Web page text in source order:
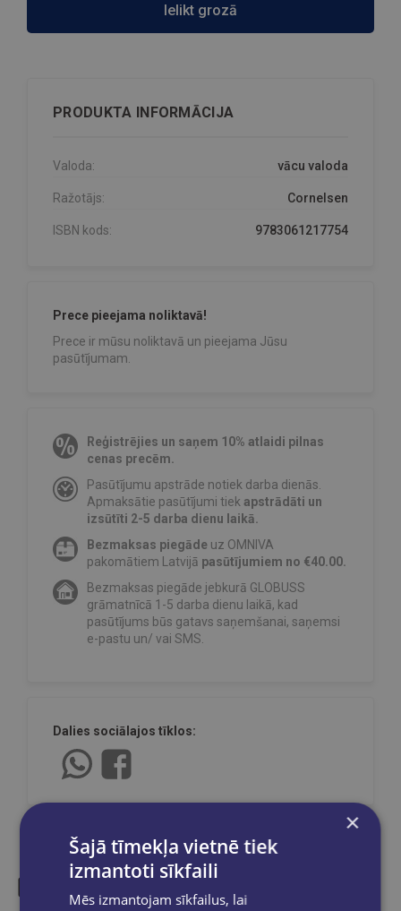
Ielikt grozā
PRODUKTA INFORMĀCIJA
Valoda: vācu valoda
Ražotājs: Cornelsen
ISBN kods: 9783061217754
Prece pieejama noliktavā!
Prece ir mūsu noliktavā un pieejama Jūsu
pasūtījumam.
Reģistrējies un saņem 10% atlaidi pilnas
cenas precēm.
Pasūtījumu apstrāde notiek darba dienās.
Apmaksātie pasūtījumi tiek apstrādāti un
izsūtīti 2-5 darba dienu laikā.
Bezmaksas piegāde uz OMNIVA
pakomātiem Latvijā pasūtījumiem no €40.00.
Bezmaksas piegāde jebkurā GLOBUSS
grāmatnīcā 1-5 darba dienu laikā, kad
pasūtījums būs gatavs saņemšanai, saņemsi
e-pastu un/ vai SMS.
Dalies sociālajos tīklos:
×
Šajā tīmekļa vietnē tiek
izmantoti sīkfaili
Mēs izmantojam sīkfailus, lai